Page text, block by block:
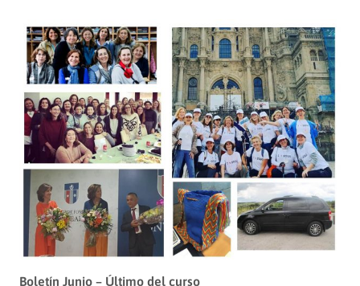
Boletín Junio – Último del curso